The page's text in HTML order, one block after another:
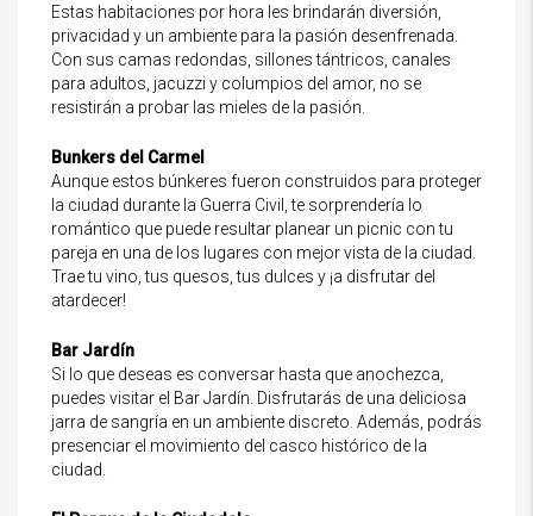
Estas habitaciones por hora les brindarán diversión,
privacidad y un ambiente para la pasión desenfrenada.
Con sus camas redondas, sillones tántricos, canales
para adultos, jacuzzi y columpios del amor, no se
resistirán a probar las mieles de la pasión.
Bunkers del Carmel
Aunque estos búnkeres fueron construidos para proteger
la ciudad durante la Guerra Civil, te sorprendería lo
romántico que puede resultar planear un picnic con tu
pareja en una de los lugares con mejor vista de la ciudad.
Trae tu vino, tus quesos, tus dulces y ¡a disfrutar del
atardecer!
Bar Jardín
Si lo que deseas es conversar hasta que anochezca,
puedes visitar el Bar Jardín. Disfrutarás de una deliciosa
jarra de sangría en un ambiente discreto. Además, podrás
presenciar el movimiento del casco histórico de la
ciudad.